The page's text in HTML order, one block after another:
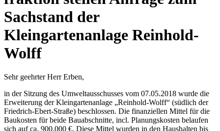
Sachstand der
Kleingartenanlage Reinhold-
Wolff
Sehr geehrter Herr Erben,
in der Sitzung des Umweltausschusses vom 07.05.2018 wurde die
Erweiterung der Kleingartenanlage „Reinhold-Wolff“ (südlich der
Friedrich-Ebert-Straße) beschlossen. Die finanziellen Mittel für die
Baukosten für beide Bauabschnitte, incl. Planungskosten belaufen
sich auf ca. 900.000 €. Diese Mittel wurden in den Haushalten bis